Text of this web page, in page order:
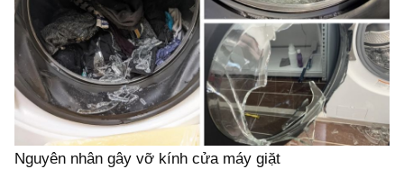
Nguyên nhân gây vỡ kính cửa máy giặt